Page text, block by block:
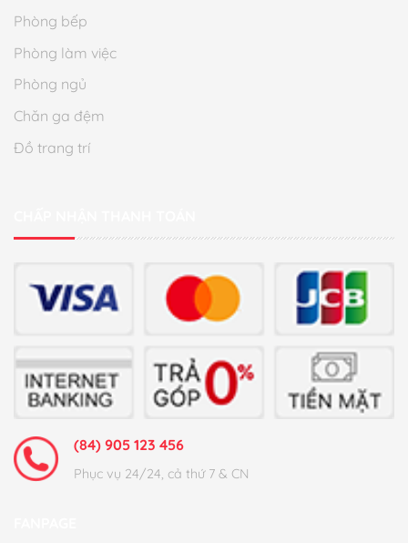
Phòng bếp
Phòng làm việc
Phòng ngủ
Chăn ga đệm
Đồ trang trí
(84) 905 123 456
Phục vụ 24/24, cả thứ 7 & CN